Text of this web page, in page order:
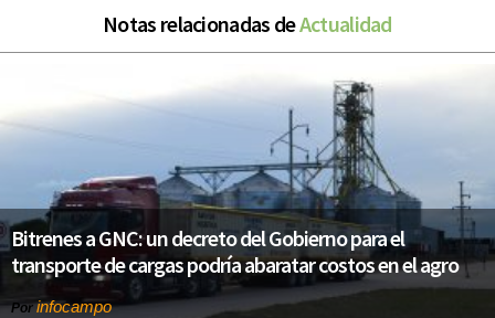
Notas relacionadas deActualidad
Bitrenes a GNC: un decreto del Gobierno para el
transporte de cargas podría abaratar costos en el agro
Porinfocampo